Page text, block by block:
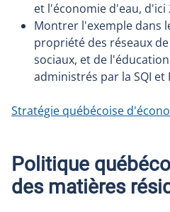
et l'économie d'eau, d'ici
Montrer l'exemple dans
propriété des réseaux
sociaux, et de
administrés par la SQI et
Stratégie québécoise
Politique
des matières